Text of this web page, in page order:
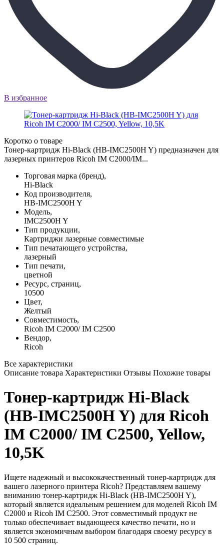
В избранное
Коротко о товаре
Тонер-картридж Hi-Black (HB-IMC2500H Y) предназначен для
лазерных принтеров Ricoh IM C2000/IM...
Торговая марка (бренд),
Hi-Black
Код производителя,
HB-IMC2500H Y
Модель,
IMC2500H Y
Тип продукции,
Картриджи лазерные совместимые
Тип печатающего устройства,
лазерный
Тип печати,
цветной
Ресурс, страниц,
10500
Цвет,
Желтый
Совместимость,
Ricoh IM C2000/ IM C2500
Вендор,
Ricoh
Все характеристики
Описание товара Характеристики Отзывы Похожие товары
Тонер-картридж Hi-Black
(HB-IMC2500H Y) для Ricoh
IM C2000/ IM C2500, Yellow,
10,5K
Ищете надежный и высококачественный тонер-картридж для
вашего лазерного принтера Ricoh? Представляем вашему
вниманию тонер-картридж Hi-Black (HB-IMC2500H Y),
который является идеальным решением для моделей Ricoh IM
C2000 и Ricoh IM C2500. Этот совместимый продукт не
только обеспечивает выдающееся качество печати, но и
является экономичным выбором благодаря своему ресурсу в
10 500 страниц.